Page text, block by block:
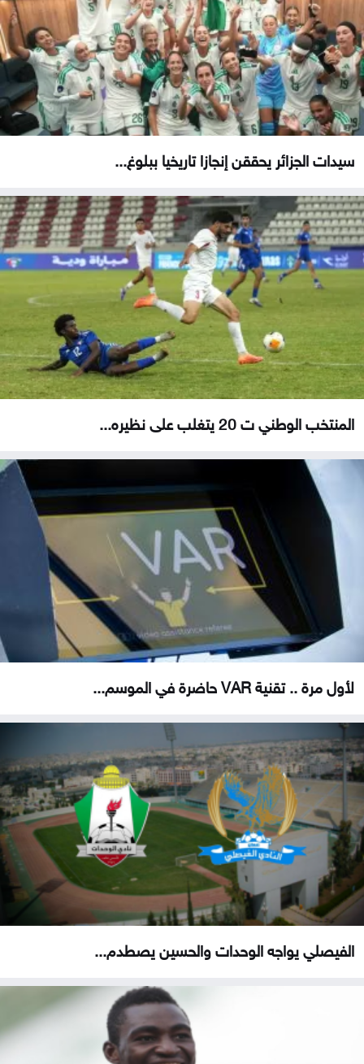
سيدات الجزائر يحققن إنجازا تاريخيا ببلوغ...
المنتخب الوطني ت 20 يتغلب على نظيره...
لأول مرة .. تقنية VAR حاضرة في الموسم...
الفيصلي يواجه الوحدات والحسين يصطدم...